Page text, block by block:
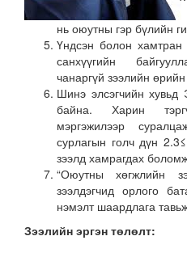
нь оюутны гэр бүлийн
Үндсэн болон хамтран
санхүүгийн
чанаргүй зээлийн
Шинэ элсэгчийн
байна. Харин
мэргэжилээр
сурлагын голч дүн
зээлд хамрагдах
“Оюутны хөгжлийн
зээлдэгчид орлого
нэмэлт шаардлага
Зээлийн эргэн төлөлт: